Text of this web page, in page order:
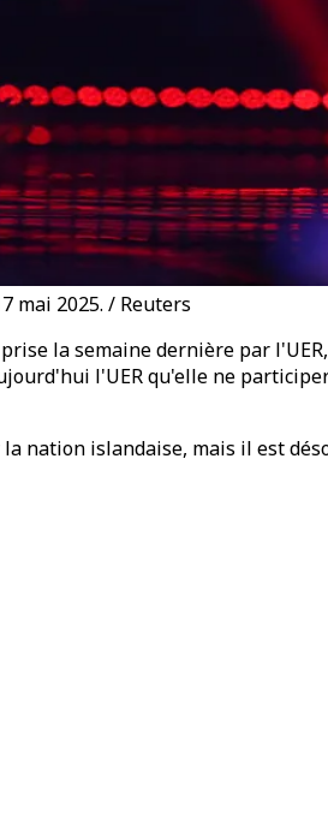
mai 2025. / Reuters
la semaine dernière par
l'UER qu'elle ne
nation islandaise, mais il est